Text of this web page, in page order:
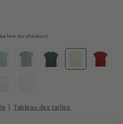
lors du checkout
Tableau des tailles